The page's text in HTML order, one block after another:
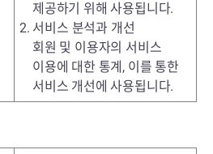
제공하기 위해 사용됩니다.
2. 서비스 분석과 개선
회원 및 이용자의 서비스
이용에 대한 통계, 이를 통한
서비스 개선에 사용됩니다.